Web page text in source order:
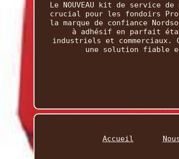
Le NOUVEAU kit de service
crucial pour les fondoirs
la marque de confiance
à adhésif en parfait
industriels et commerciaux.
une solution fiable
Accueil